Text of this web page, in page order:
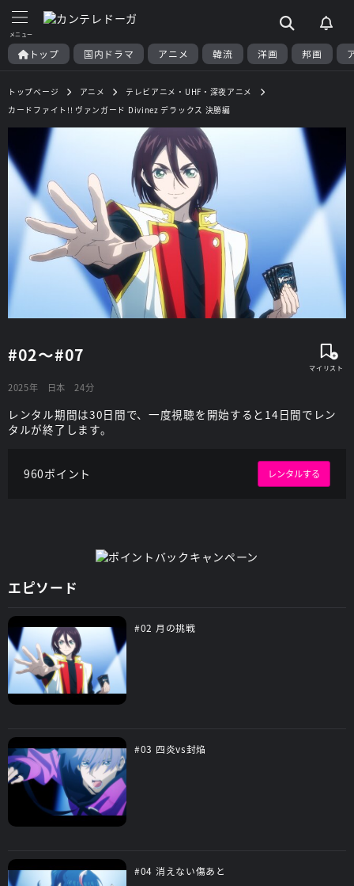
トップ 国内ドラマ アニメ 韓流 洋画 邦画
トップページ アニメ
テレビアニメ・UHF・深夜アニメ
カードファイト!! ヴァンガード Divinez デラックス 決勝編
#02～#07
2025年 日本 24分
レンタル期間は30日間で、一度視聴を開始すると14日間でレン
タルが終了します。
960ポイント レンタルする
エピソード
#02 月の挑戦
#03 四炎vs封焔
#04 消えない傷あと